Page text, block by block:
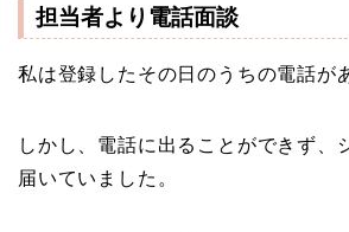
担当者より電話面談
私は登録したその日のうちの電話が
しかし、電話に出ることができず、
届いていました。